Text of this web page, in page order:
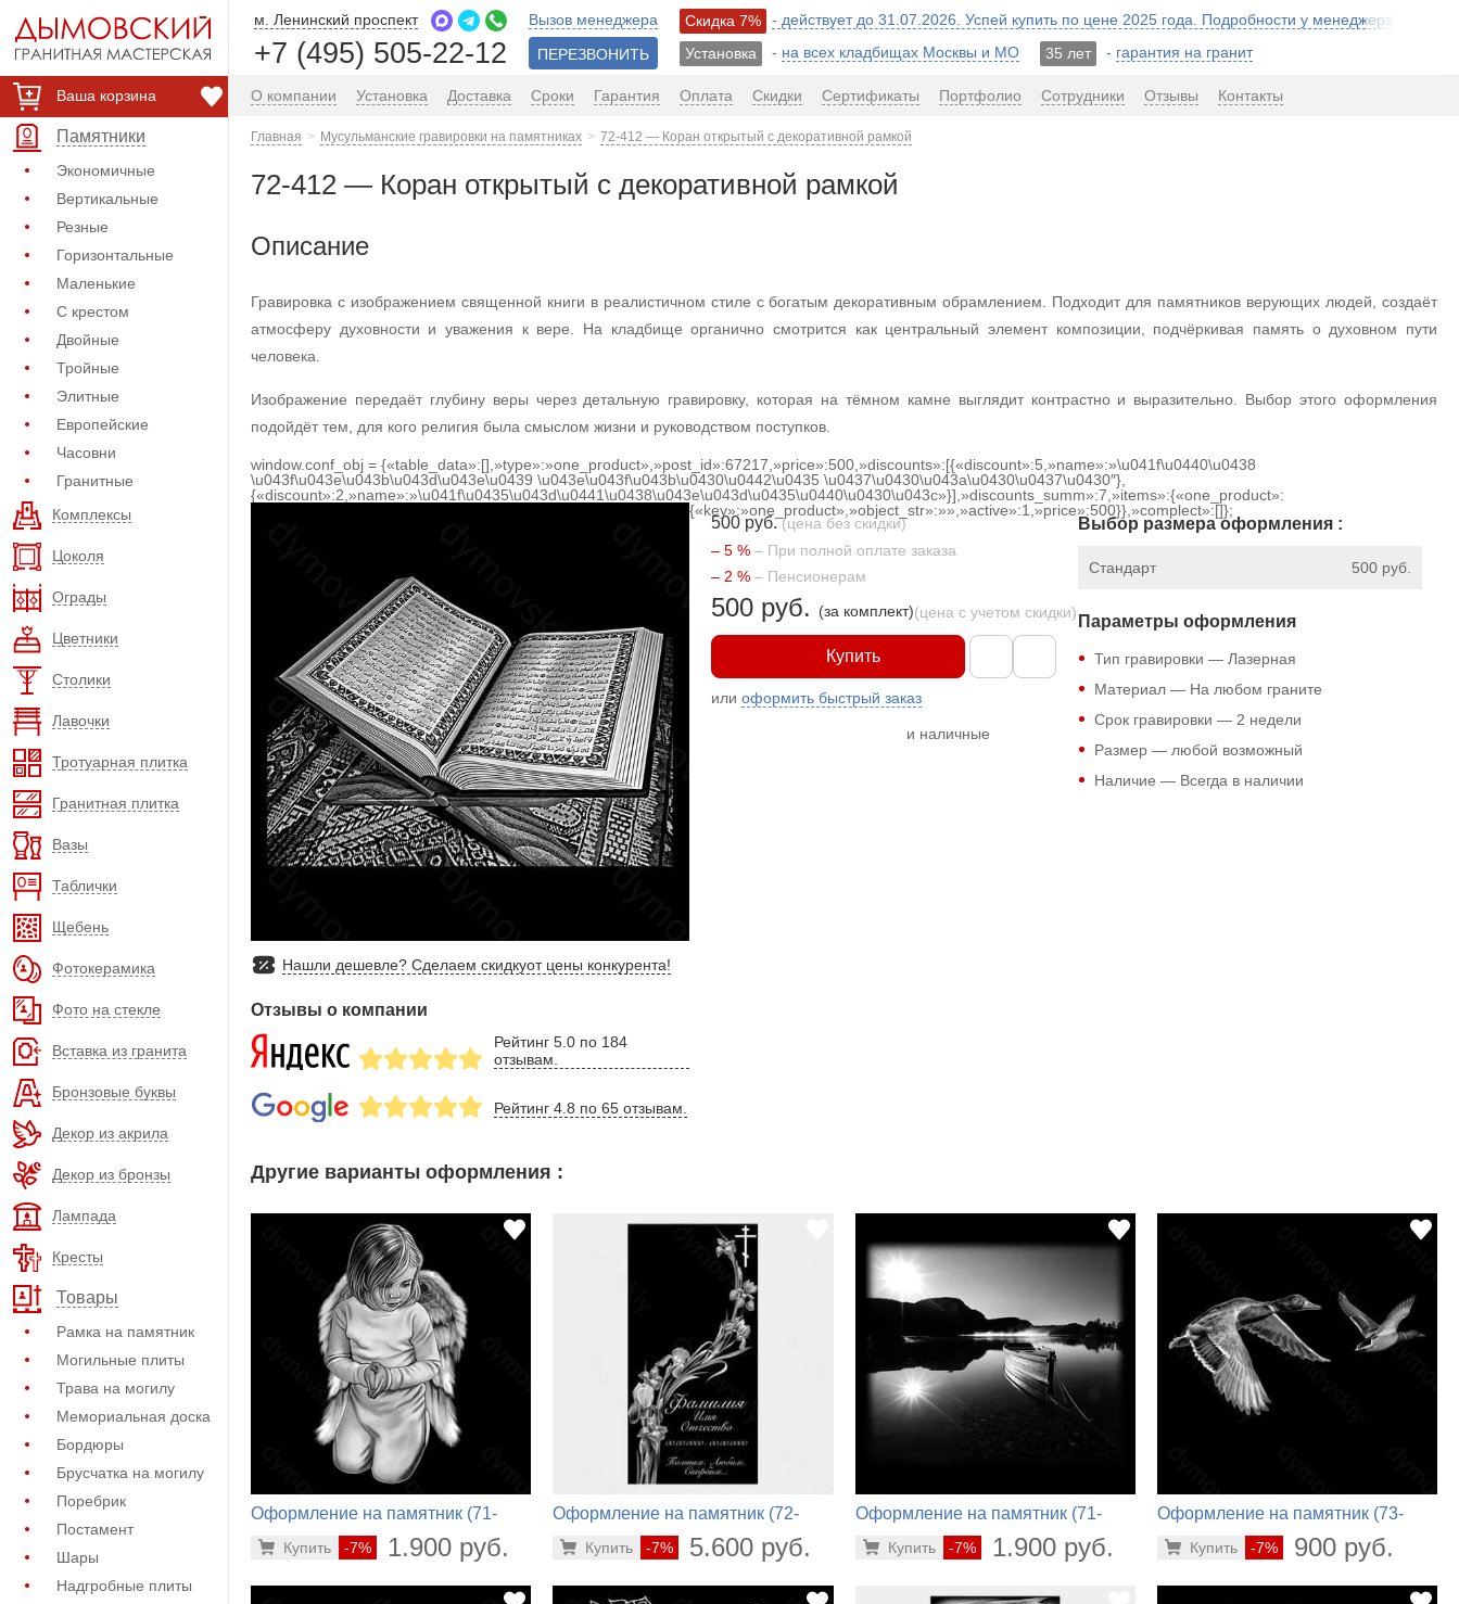
Ваша корзина
Памятники
Экономичные
Вертикальные
Резные
Горизонтальные
Маленькие
С крестом
Двойные
Тройные
Элитные
Европейские
Часовни
Гранитные
Комплексы
Цоколя
Ограды
Цветники
Столики
Лавочки
Тротуарная плитка
Гранитная плитка
Вазы
Таблички
Щебень
Фотокерамика
Фото на стекле
Вставка из гранита
Бронзовые буквы
Декор из акрила
Декор из бронзы
Лампада
Кресты
Товары
Рамка на памятник
Могильные плиты
Трава на могилу
Мемориальная доска
Бордюры
Брусчатка на могилу
Поребрик
Постамент
Шары
Надгробные плиты
м. Ленинский проспект
+7 (495) 505-22-12
Вызов менеджера
ПЕРЕЗВОНИТЬ
Скидка 7%
- действует до 31.07.2026. Успей купить по цене 2025 года. Подробности у менеджера!
Установка
- на всех кладбищах Москвы и МО 35 лет - гарантия на гранит
О компании Установка Доставка Сроки Гарантия Оплата Скидки Сертификаты Портфолио Сотрудники Отзывы Контакты
Главная Мусульманские гравировки на памятниках 72-412 — Коран открытый с декоративной рамкой
72-412 — Коран открытый с декоративной рамкой
Описание
Гравировка с изображением священной книги в реалистичном стиле с богатым декоративным обрамлением. Подходит для памятников верующих людей, создаёт
атмосферу духовности и уважения к вере. На кладбище органично смотрится как центральный элемент композиции, подчёркивая память о духовном пути
человека.
Изображение передаёт глубину веры через детальную гравировку, которая на тёмном камне выглядит контрастно и выразительно. Выбор этого оформления
подойдёт тем, для кого религия была смыслом жизни и руководством поступков.
window.conf_obj = {«table_data»:[],»type»:»one_product»,»post_id»:67217,»price»:500,»discounts»:[{«discount»:5,»name»:»\u041f\u0440\u0438
\u043f\u043e\u043b\u043d\u043e\u0439 \u043e\u043f\u043b\u0430\u0442\u0435 \u0437\u0430\u043a\u0430\u0437\u0430″},
{«discount»:2,»name»:»\u041f\u0435\u043d\u0441\u0438\u043e\u043d\u0435\u0440\u0430\u043c»}],»discounts_summ»:7,»items»:{«one_product»:
{«key»:»one_product»,»object_str»:»»,»active»:1,»price»:500}},»complect»:[]};
Нашли дешевле? Сделаем скидкуот цены конкурента!
Отзывы о компании
Рейтинг 5.0 по 184
отзывам.
Рейтинг 4.8 по 65 отзывам.
500 руб. (цена без скидки)
– 5 % – При полной оплате заказа
– 2 % – Пенсионерам
500 руб. (за комплект)(цена с учетом скидки)
Купить
илиоформить быстрый заказ
и наличные
Выбор размера оформления :
500 руб.
Стандарт
Параметры оформления
Тип гравировки — Лазерная
Материал — На любом граните
Срок гравировки — 2 недели
Размер — любой возможный
Наличие — Всегда в наличии
Другие варианты оформления :
Оформление на памятник (71-
-7% 1.900 руб.
Купить
Оформление на памятник (72-
-7% 5.600 руб.
Купить
Оформление на памятник (71-
-7% 1.900 руб.
Купить
Оформление на памятник (73-
-7% 900 руб.
Купить